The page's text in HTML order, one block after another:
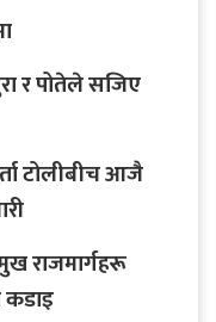
र पोतेले सजिए
टोलीबीच आजै
राजमार्गहरू
कडाइ